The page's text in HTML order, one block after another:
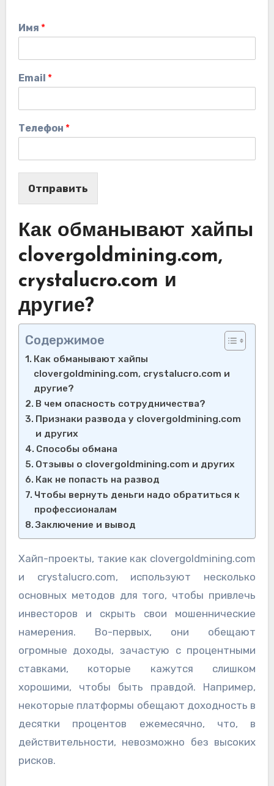
Имя *
Email *
Телефон *
Отправить
Как обманывают хайпы
clovergoldmining.com,
crystalucro.com и
другие?
Содержимое
Как обманывают хайпы
clovergoldmining.com, crystalucro.com и
другие?
В чем опасность сотрудничества?
Признаки развода у clovergoldmining.com
и других
Способы обмана
Отзывы о clovergoldmining.com и других
Как не попасть на развод
Чтобы вернуть деньги надо обратиться к
профессионалам
Заключение и вывод
Хайп-проекты, такие как clovergoldmining.com
и crystalucro.com, используют несколько
основных методов для того, чтобы привлечь
инвесторов и скрыть свои мошеннические
намерения. Во-первых, они обещают
огромные доходы, зачастую с процентными
ставками, которые кажутся слишком
хорошими, чтобы быть правдой. Например,
некоторые платформы обещают доходность в
десятки процентов ежемесячно, что, в
действительности, невозможно без высоких
рисков.